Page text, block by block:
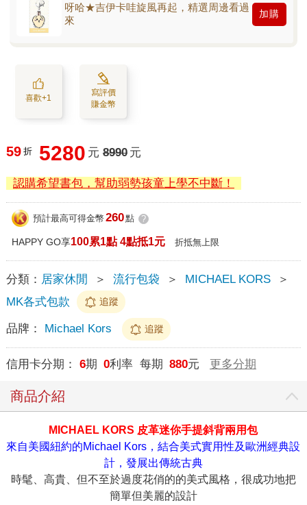
呀哈★吉伊卡哇旋風再起，精選周邊看過
來
加購
喜歡+1
寫評價
賺金幣
59 折 5280 元 8990 元
認購希望書包，幫助弱勢孩童上學不中斷！
預計最高可得金幣 260點 ?
HAPPY GO享100累1點 4點抵1元 折抵無上限
分類： 居家休閒 ＞ 流行包袋 ＞ MICHAEL KORS
＞
MK各式包款
追蹤
品牌： Michael Kors 追蹤
信用卡分期： 6期 0利率 每期 880元 更多分期
商品介紹
MICHAEL KORS 皮革迷你手提斜背兩用包
來自美國紐約的Michael Kors，結合美式實用性及歐洲經典設
計，發展出傳統古典
時髦、高貴、但不至於過度花俏的的美式風格，很成功地把
簡單但美麗的設計